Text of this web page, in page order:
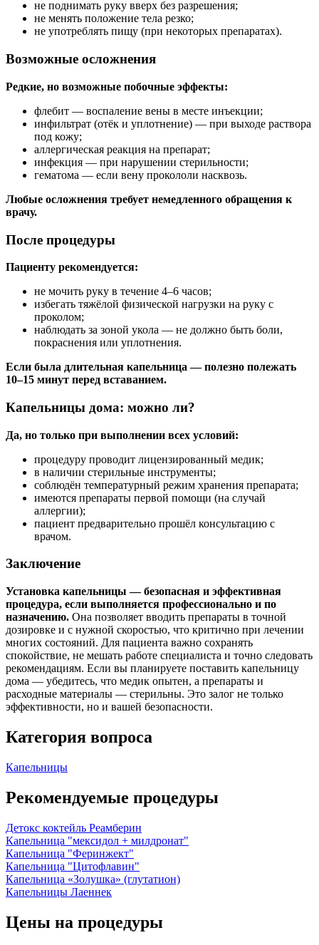
не поднимать руку вверх без разрешения;
не менять положение тела резко;
не употреблять пищу (при некоторых препаратах).
Возможные осложнения
Редкие, но возможные побочные эффекты:
флебит — воспаление вены в месте инъекции;
инфильтрат (отёк и уплотнение) — при выходе раствора
под кожу;
аллергическая реакция на препарат;
инфекция — при нарушении стерильности;
гематома — если вену прокололи насквозь.
Любые осложнения требует немедленного обращения к
врачу.
После процедуры
Пациенту рекомендуется:
не мочить руку в течение 4–6 часов;
избегать тяжёлой физической нагрузки на руку с
проколом;
наблюдать за зоной укола — не должно быть боли,
покраснения или уплотнения.
Если была длительная капельница — полезно полежать
10–15 минут перед вставанием.
Капельницы дома: можно ли?
Да, но только при выполнении всех условий:
процедуру проводит лицензированный медик;
в наличии стерильные инструменты;
соблюдён температурный режим хранения препарата;
имеются препараты первой помощи (на случай
аллергии);
пациент предварительно прошёл консультацию с
врачом.
Заключение
Установка капельницы — безопасная и эффективная
процедура, если выполняется профессионально и по
назначению. Она позволяет вводить препараты в точной
дозировке и с нужной скоростью, что критично при лечении
многих состояний. Для пациента важно сохранять
спокойствие, не мешать работе специалиста и точно следовать
рекомендациям. Если вы планируете поставить капельницу
дома — убедитесь, что медик опытен, а препараты и
расходные материалы — стерильны. Это залог не только
эффективности, но и вашей безопасности.
Категория вопроса
Капельницы
Рекомендуемые процедуры
Детокс коктейль Реамберин
Капельница "мексидол + милдронат"
Капельница "Феринжект"
Капельница "Цитофлавин"
Капельница «Золушка» (глутатион)
Капельницы Лаеннек
Цены на процедуры